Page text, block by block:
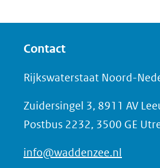
Contact
Rijkswaterstaat Noord-
Zuidersingel 3, 8911 AV
Postbus 2232, 3500 GE
info@waddenzee.nl